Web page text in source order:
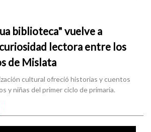
biblioteca" vuelve a
lectora entre los
de Mislata
cultural ofreció historias y cuentos
y niñas del primer ciclo de primaria.